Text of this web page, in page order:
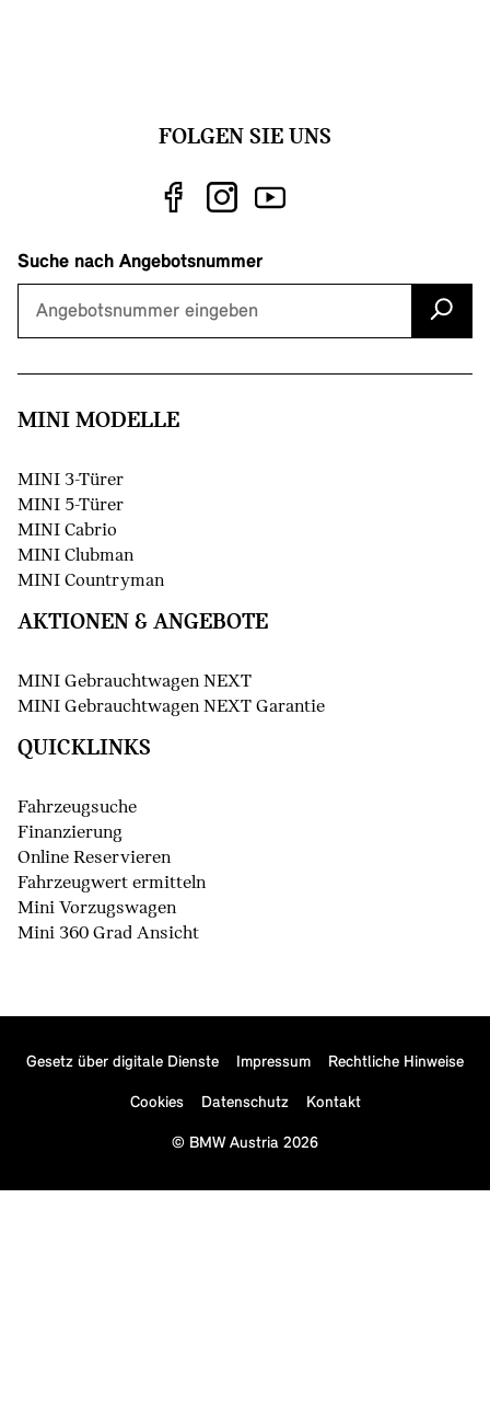
FOLGEN SIE UNS
Suche nach Angebotsnummer
MINI MODELLE
MINI 3-Türer
MINI 5-Türer
MINI Cabrio
MINI Clubman
MINI Countryman
AKTIONEN & ANGEBOTE
MINI Gebrauchtwagen NEXT
MINI Gebrauchtwagen NEXT Garantie
QUICKLINKS
Fahrzeugsuche
Finanzierung
Online Reservieren
Fahrzeugwert ermitteln
Mini Vorzugswagen
Mini 360 Grad Ansicht
Gesetz über digitale Dienste Impressum Rechtliche Hinweise
Cookies Datenschutz Kontakt
© BMW Austria 2026